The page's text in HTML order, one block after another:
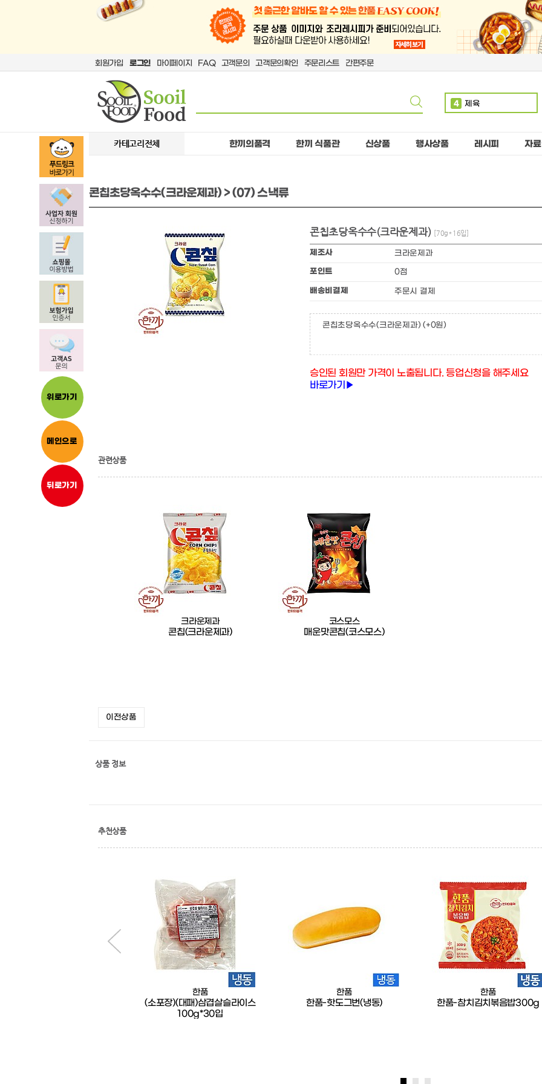
회원가입 로그인 마이페이지 FAQ 고객문의 고객문의확인 주문리스트 간편주문
4 제육
치킨
1 만두
위로가기
메인으로
뒤로가기
카테고리전체 한끼의품격 한끼 식품관 신상품 행사상품 레시피 자
콘칩초당옥수수(크라운제과) > (07) 스낵류
콘칩초당옥수수(크라운제과) [70g*16입]
제조사 크라운제과
포인트 0점
배송비결제 주문시 결제
콘칩초당옥수수(크라운제과) (+0원)
승인된 회원만 가격이 노출됩니다. 등업신청을 해주세요
바로가기▶
관련상품
크라운제과
콘칩(크라운제과)
코스모스
매운맛콘칩(코스모스)
이전상품
상품 정보
추천상품
한품
(소포장)(대패)삼겹살슬라이스
100g*30입
한품
한품-핫도그번(냉동)
한품
한품-참치김치볶음밥300g